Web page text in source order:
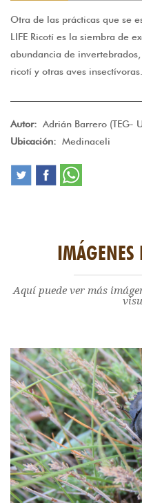
Otra de las prácticas que se
LIFE Ricotí es la siembra de
abundancia de
ricotí y otras aves insectívoras.
Autor: Adrián Barrero (TEG-
Ubicación: Medinaceli
IMÁGENES
Aquí puede ver más